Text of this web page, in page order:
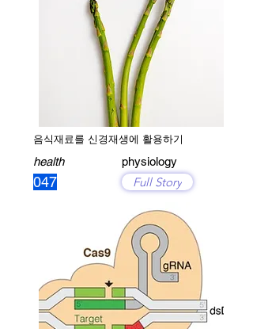
음식재료를 신경재생에 활용하기
health
047
physiology
Full Story